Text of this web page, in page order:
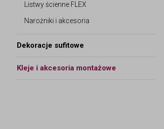
Listwy ścienne FLEX
Narożniki i akcesoria
Dekoracje sufitowe
Kleje i akcesoria montażowe